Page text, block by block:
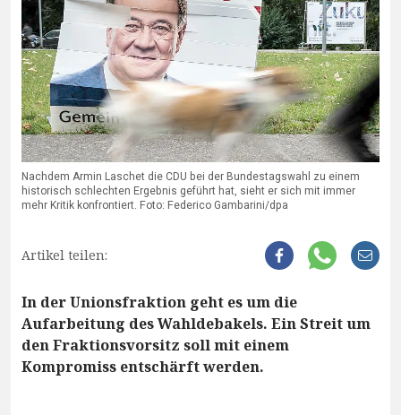
Nachdem Armin Laschet die CDU bei der Bundestagswahl zu einem
historisch schlechten Ergebnis geführt hat, sieht er sich mit immer
mehr Kritik konfrontiert. Foto: Federico Gambarini/dpa
Artikel teilen:
In der Unionsfraktion geht es um die
Aufarbeitung des Wahldebakels. Ein Streit um
den Fraktionsvorsitz soll mit einem
Kompromiss entschärft werden.